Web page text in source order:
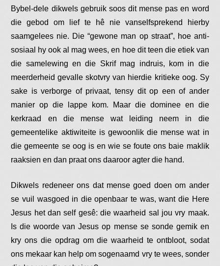
Bybel-dele dikwels gebruik soos dit mense pas en word
die gebod om lief te hê nie vanselfsprekend hierby
saamgelees nie. Die “gewone man op straat”, hoe anti-
sosiaal hy ook al mag wees, en hoe dit teen die etiek van
die samelewing en die Skrif mag indruis, kom in die
meerderheid gevalle skotvry van hierdie kritieke oog. Sy
sake is verborge of privaat, tensy dit op een of ander
manier op die lappe kom. Maar die dominee en die
kerkraad en die mense wat leiding neem in die
gemeentelike aktiwiteite is gewoonlik die mense wat in
die gemeente se oog is en wie se foute ons baie maklik
raaksien en dan praat ons daaroor agter die hand.
Dikwels redeneer ons dat mense goed doen om ander
se vuil wasgoed in die openbaar te was, want die Here
Jesus het dan self gesê: die waarheid sal jou vry maak.
Is die woorde van Jesus op mense se sonde gemik en
kry ons die opdrag om die waarheid te ontbloot, sodat
ons mekaar kan help om sogenaamd vry te wees, sonder